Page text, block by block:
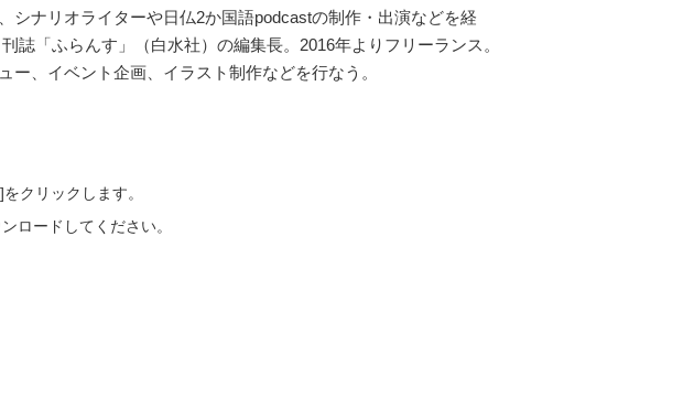
ナリオライターや日仏2か国語podcastの制作・出演などを経
「ふらんす」（白水社）の編集長。2016年よりフリーランス。
、イベント企画、イラスト制作などを行なう。
クリックします。
ロードしてください。